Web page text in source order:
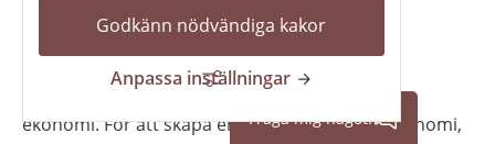
Godkänn nödvändiga kakor
Anpassa inställningar
av årsredovisningen men den beslutas av
kommunstyrelsen. Kommunstyrelsen har det
löpande ansvaret för uppsikten över
kommunkoncernens samlade verksamhet och
ekonomi. För att skapa en samlad bild över ekonomi,
Fråga mig något!